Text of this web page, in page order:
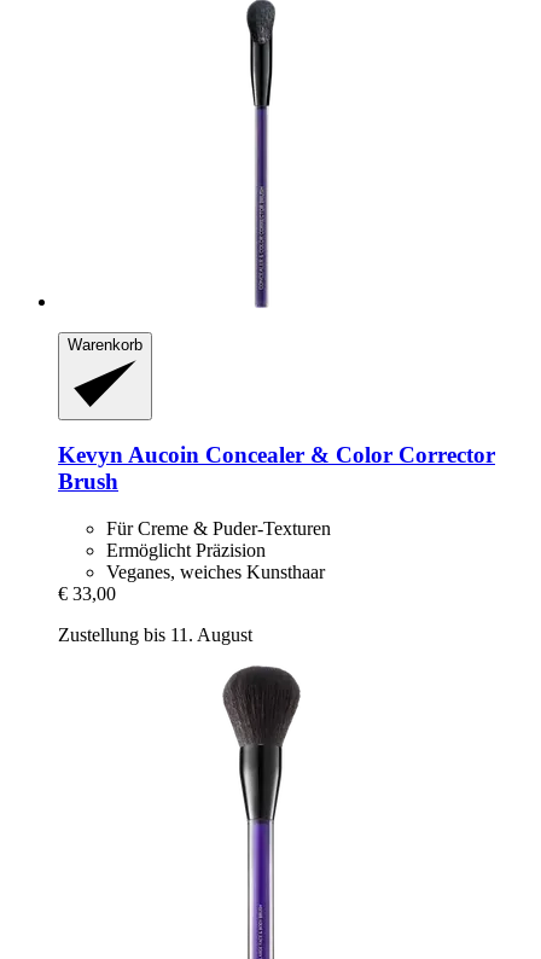
Warenkorb
Kevyn Aucoin Concealer & Color Corrector
Brush
Für Creme & Puder-Texturen
Ermöglicht Präzision
Veganes, weiches Kunsthaar
€ 33,00
Zustellung bis 11. August